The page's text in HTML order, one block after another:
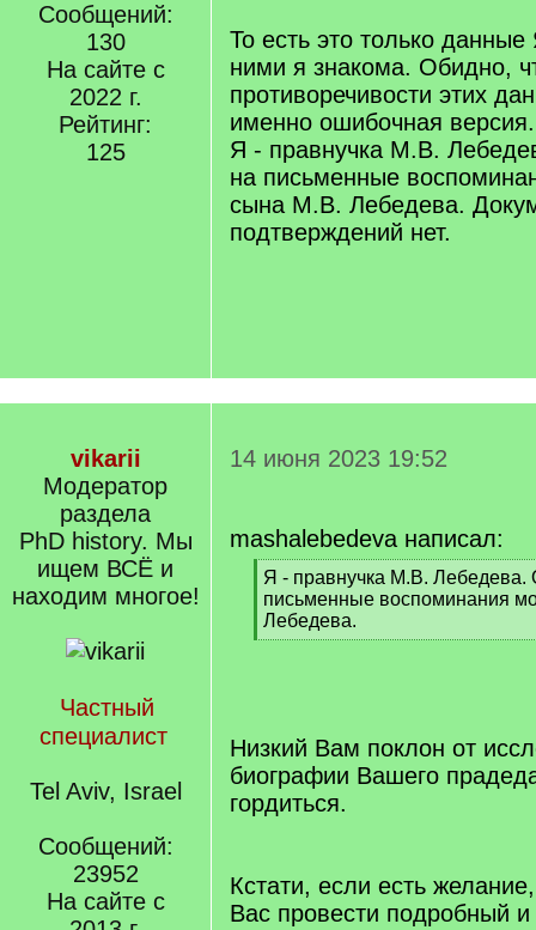
Сообщений:
130
На сайте с
2022 г.
Рейтинг:
125
То есть это только
ними я знакома. Обидно,
противоречивости этих
именно ошибочная версия.
Я - правнучка М.В.
на письменные
сына М.В. Лебедева.
подтверждений нет.
vikarii
Модератор
раздела
PhD history. Мы
ищем ВСЁ и
находим многое!
Частный
специалист
Tel Aviv, Israel
Сообщений:
23952
На сайте с
14 июня 2023 19:52
mashalebedeva написал:
[
q
]
Я - правнучка М.В. Лебедева.
письменные воспоминания
Лебедева.
[
Низкий Вам поклон от
биографии Вашего
гордиться.
Кстати, если есть
Вас провести подробный и